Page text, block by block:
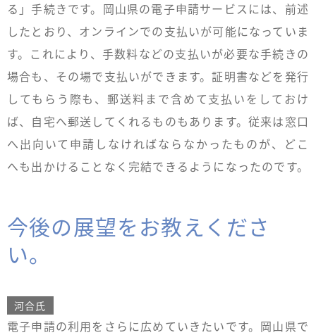
る」手続きです。岡山県の電子申請サービスには、前述
したとおり、オンラインでの支払いが可能になっていま
す。これにより、手数料などの支払いが必要な手続きの
場合も、その場で支払いができます。証明書などを発行
してもらう際も、郵送料まで含めて支払いをしておけ
ば、自宅へ郵送してくれるものもあります。従来は窓口
へ出向いて申請しなければならなかったものが、どこ
へも出かけることなく完結できるようになったのです。
今後の展望をお教えくださ
い。
河合氏
電子申請の利用をさらに広めていきたいです。岡山県で